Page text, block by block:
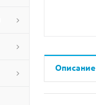
Описание